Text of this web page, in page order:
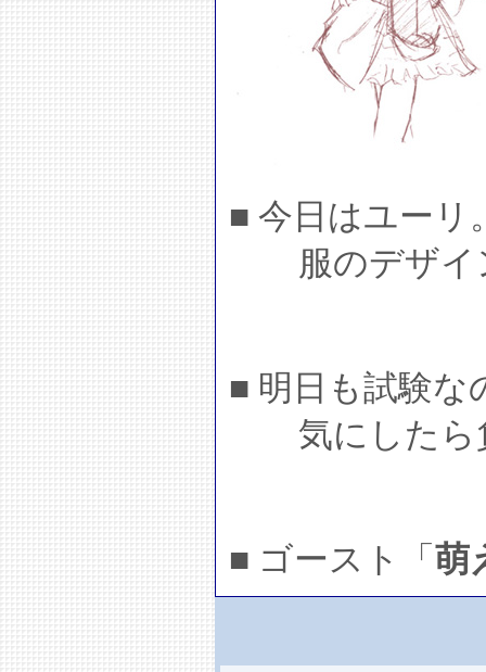
■ 今日はユーリ
服のデザイ
■ 明日も試験な
気にしたら
■ ゴースト「萌